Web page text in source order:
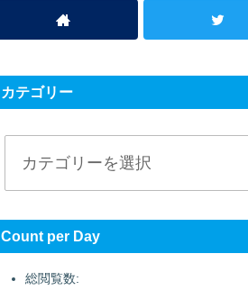
カテゴリー
Count per Day
総閲覧数: